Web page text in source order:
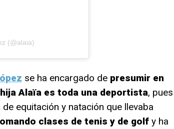
(@alaia)
se ha encargado depresumir en
Alaïa es toda una deportista, pues
equitación y natación que llevaba
clases de tenis y de golfy ha